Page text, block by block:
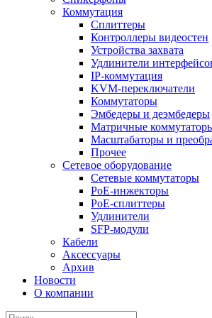
Коммутация
Сплиттеры
Контроллеры видеостен
Устройства захвата
Удлинители
IP-коммутация
KVM-переключатели
Коммутаторы
Эмбедеры и деэмбедеры
Матричные
Масштабаторы и
Прочее
Сетевое оборудование
Сетевые коммутаторы
PoE-инжекторы
PoE-сплиттеры
Удлинители
SFP-модули
Кабели
Аксессуары
Архив
Новости
О компании